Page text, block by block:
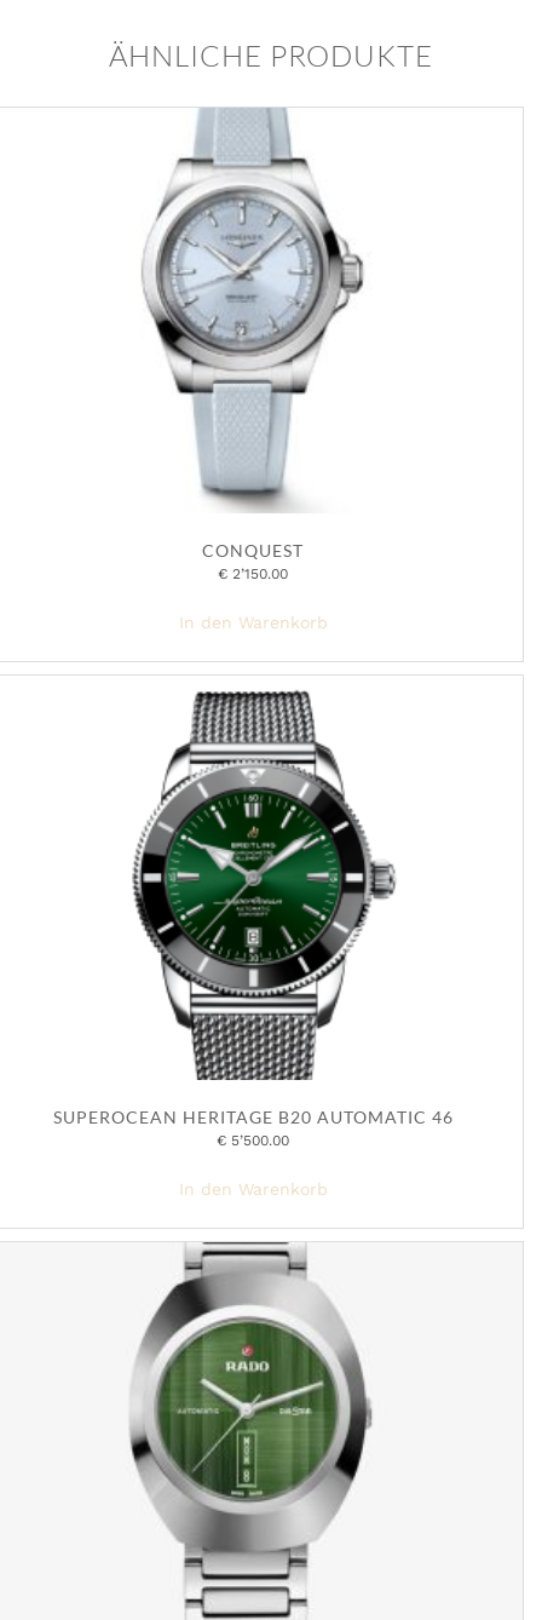
ÄHNLICHE PRODUKTE
CONQUEST
€ 2’150.00
In den Warenkorb
SUPEROCEAN HERITAGE B20 AUTOMATIC 46
€ 5’500.00
In den Warenkorb